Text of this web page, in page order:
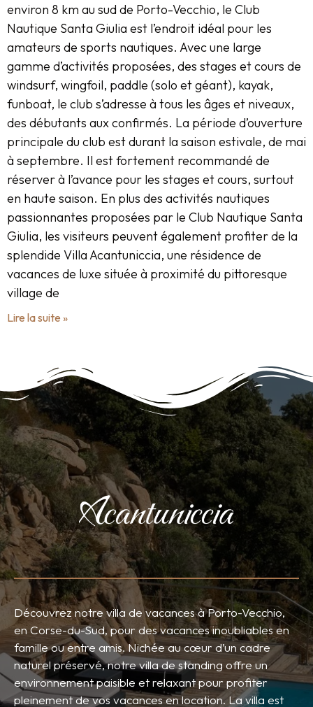
environ 8 km au sud de Porto-Vecchio, le Club
Nautique Santa Giulia est l’endroit idéal pour les
amateurs de sports nautiques. Avec une large
gamme d’activités proposées, des stages et cours de
windsurf, wingfoil, paddle (solo et géant), kayak,
funboat, le club s’adresse à tous les âges et niveaux,
des débutants aux confirmés. La période d’ouverture
principale du club est durant la saison estivale, de mai
à septembre. Il est fortement recommandé de
réserver à l’avance pour les stages et cours, surtout
en haute saison. En plus des activités nautiques
passionnantes proposées par le Club Nautique Santa
Giulia, les visiteurs peuvent également profiter de la
splendide Villa Acantuniccia, une résidence de
vacances de luxe située à proximité du pittoresque
village de
Lire la suite »
Découvrez notre villa de vacances à Porto-Vecchio,
en Corse-du-Sud, pour des vacances inoubliables en
famille ou entre amis. Nichée au cœur d’un cadre
naturel préservé, notre villa de standing offre un
environnement paisible et relaxant pour profiter
pleinement de vos vacances en location. La villa est